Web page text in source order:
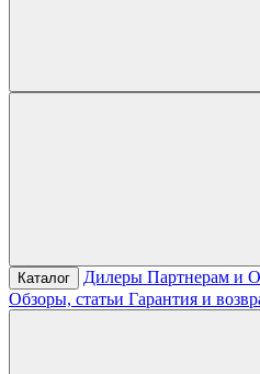
Каталог
Дилеры Партнерам и
Обзоры, статьи Гарантия и